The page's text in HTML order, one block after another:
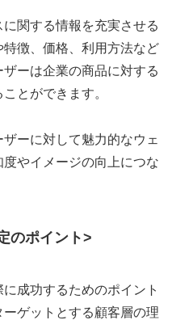
関する情報を充実させる
徴、価格、利用方法など
ーは企業の商品に対する
とができます。
ーに対して魅力的なウェ
やイメージの向上につな
のポイント>
成功するためのポイント
ゲットとする顧客層の理